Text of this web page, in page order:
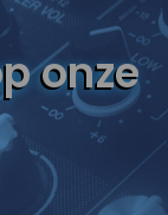
onze